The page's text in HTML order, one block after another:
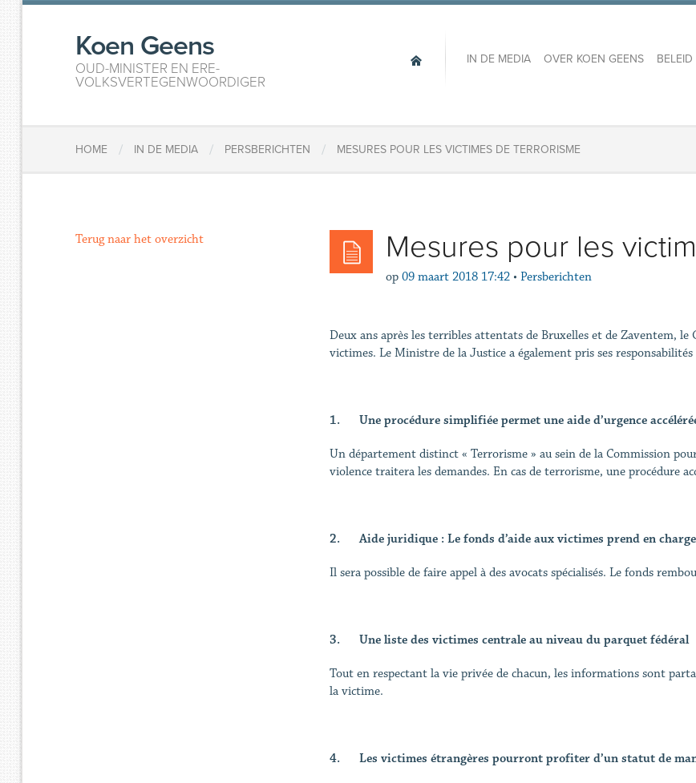
Koen Geens
OUD-MINISTER EN ERE-
VOLKSVERTEGENWOORDIGER
IN DE MEDIA OVER KOEN GEENS BELEID
HOME / IN DE MEDIA / PERSBERICHTEN / MESURES POUR LES VICTIMES DE TERRORISME
Mesures pour les
op 09 maart 2018 17:42 • Persberichten
Deux ans après les terribles attentats de Bruxelles et de Zaventem,
victimes. Le Ministre de la Justice a également pris ses
1. Une procédure simplifiée permet une aide d’urgence
Un département distinct « Terrorisme » au sein de la Commission
violence traitera les demandes. En cas de terrorisme, une procédure
2. Aide juridique : Le fonds d’aide aux victimes prend en
Il sera possible de faire appel à des avocats spécialisés. Le fonds
3. Une liste des victimes centrale au niveau du parquet fédéral
Tout en respectant la vie privée de chacun, les informations sont
la victime.
4. Les victimes étrangères pourront profiter d’un statut de
Terug naar het overzicht